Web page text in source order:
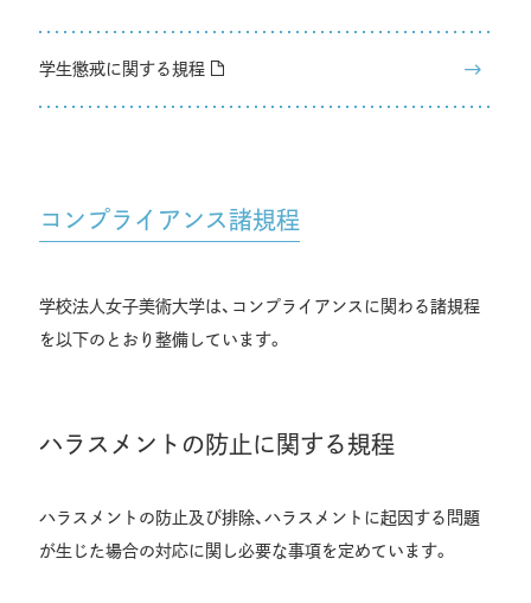
学生懲戒に関する規程
コンプライアンス諸規程
学校法人女子美術大学は、コンプライアンスに関わる諸規程
を以下のとおり整備しています。
ハラスメントの防止に関する規程
ハラスメントの防止及び排除、ハラスメントに起因する問題
が生じた場合の対応に関し必要な事項を定めています。